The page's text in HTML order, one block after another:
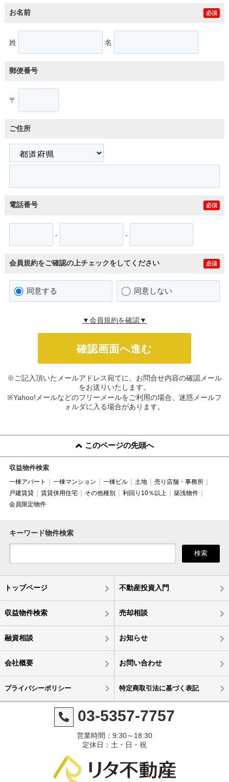
お名前 必須
姓 名
郵便番号
〒
ご住所
電話番号 必須
- -
会員規約をご確認の上チェックをしてください 必須
同意する 同意しない
▼会員規約を確認▼
※ご記入頂いたメールアドレス宛てに、お問合せ内容の確認メール
をお送りいたします。
※Yahoo!メールなどのフリーメールをご利用の場合、迷惑メールフ
ォルダに入る場合があります。
このページの先頭へ
収益物件検索
一棟アパート 一棟マンション 一棟ビル 土地
売り店舗・事務所
戸建賃貸
賃貸併用住宅 その他種別 利回り10％以上
築浅物件
会員限定物件
キーワード物件検索
検索
トップページ 不動産投資入門
収益物件検索 売却相談
融資相談 お知らせ
会社概要 お問い合わせ
プライバシーポリシー 特定商取引法に基づく表記
03-5357-7757
営業時間：9:30～18:30
定休日：土・日・祝